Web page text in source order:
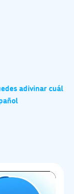
adivinar cuál